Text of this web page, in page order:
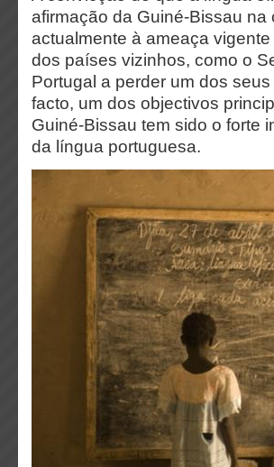
afirmação da Guiné-Bissau
actualmente à ameaça
dos países vizinhos, como o
Portugal a perder um dos seus
facto, um dos objectivos
Guiné-Bissau tem sido o forte
da língua portuguesa.